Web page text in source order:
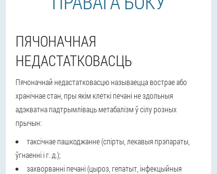
ПЯЧОНАЧНАЯ
НЕДАСТАТКОВАСЦЬ
Пячоначнай недастатковасцю называецца вострае або
хранічнае стан, пры якім клеткі печані не здольныя
адэкватна падтрымліваць метабалізм ў сілу розных
прычын:
таксічнае пашкоджанне (спірты, лекавыя прэпараты,
ўгнаенні і г. д.);
захворванні печані (цыроз, гепатыт, інфекцыйныя